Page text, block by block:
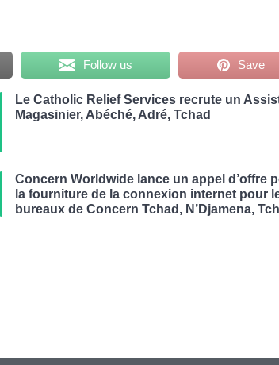
Follow us Save
Le Catholic Relief Services recrute un
Magasinier, Abéché, Adré, Tchad
Concern Worldwide lance un appel d’offre
la fourniture de la connexion internet pour
bureaux de Concern Tchad, N’Djamena,